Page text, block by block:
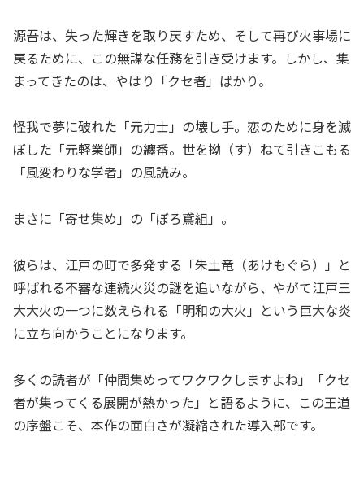
源吾は、失った輝きを取り戻すため、そして再び火事場に
戻るために、この無謀な任務を引き受けます。しかし、集
まってきたのは、やはり「クセ者」ばかり。
怪我で夢に破れた「元力士」の壊し手。恋のために身を滅
ぼした「元軽業師」の纏番。世を拗（す）ねて引きこもる
「風変わりな学者」の風読み。
まさに「寄せ集め」の「ぼろ鳶組」。
彼らは、江戸の町で多発する「朱土竜（あけもぐら）」と
呼ばれる不審な連続火災の謎を追いながら、やがて江戸三
大大火の一つに数えられる「明和の大火」という巨大な炎
に立ち向かうことになります。
多くの読者が「仲間集めってワクワクしますよね」「クセ
者が集ってくる展開が熱かった」と語るように、この王道
の序盤こそ、本作の面白さが凝縮された導入部です。